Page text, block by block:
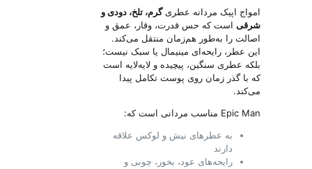
امواج اپیک مردانه عطریگرم، تلخ، دودی و
شرقیاست که حس قدرت، وقار، عمق و
اصالت را به‌طور هم‌زمان منتقل می‌کند.
این عطر، رایحه‌ای مینیمال یا سبک نیست؛
بلکه عطری سنگین، پیچیده و لایه‌لایه است
که با گذر زمان روی پوست تکامل پیدا
می‌کند.
Epic Man مناسب مردانی است که:
به عطرهای نیش و لوکس علاقه
دارند
رایحه‌های عود، بخور، چوبی و